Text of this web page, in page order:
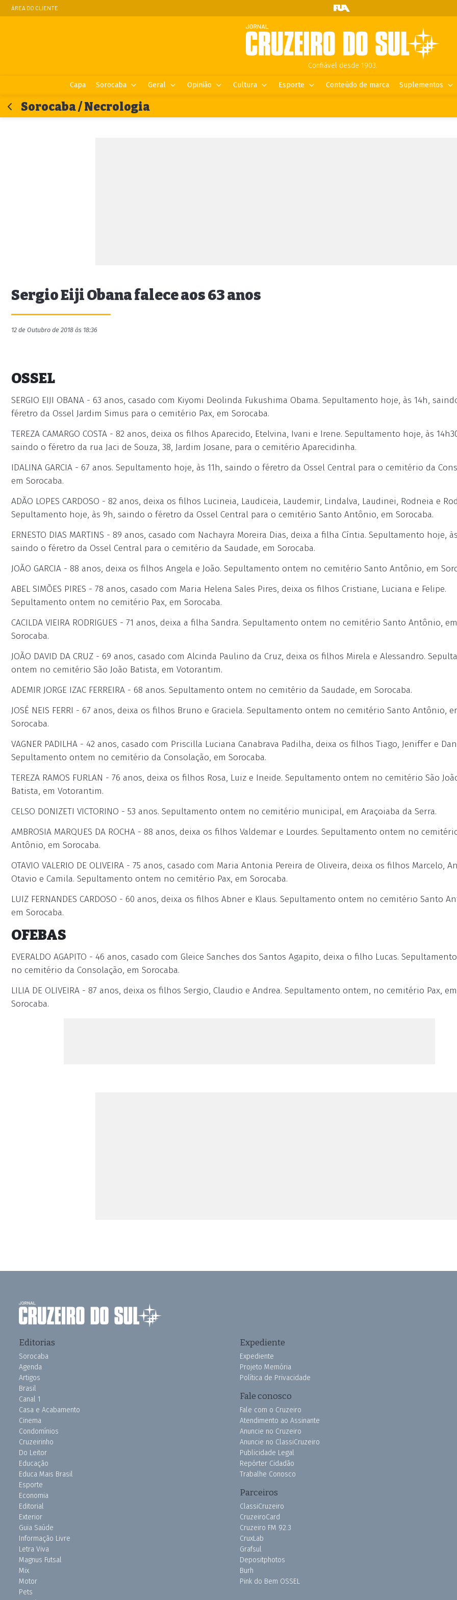
ÁREA DO CLIENTE
Confiável desde 1903.
Capa Sorocaba Geral Opinião Cultura Esporte Conteúdo de marca Suplementos
Sorocaba / Necrologia
Sergio Eiji Obana falece aos 63 anos
12 de Outubro de 2018 às 18:36
OSSEL
SERGIO EIJI OBANA - 63 anos, casado com Kiyomi Deolinda Fukushima Obama. Sepultamento hoje, às 14h,
féretro da Ossel Jardim Simus para o cemitério Pax, em Sorocaba.
TEREZA CAMARGO COSTA - 82 anos, deixa os filhos Aparecido, Etelvina, Ivani e Irene. Sepultamento hoje, às
saindo o féretro da rua Jaci de Souza, 38, Jardim Josane, para o cemitério Aparecidinha.
IDALINA GARCIA - 67 anos. Sepultamento hoje, às 11h, saindo o féretro da Ossel Central para o cemitério da
em Sorocaba.
ADÃO LOPES CARDOSO - 82 anos, deixa os filhos Lucineia, Laudiceia, Laudemir, Lindalva, Laudinei, Rodneia e
Sepultamento hoje, às 9h, saindo o féretro da Ossel Central para o cemitério Santo Antônio, em Sorocaba.
ERNESTO DIAS MARTINS - 89 anos, casado com Nachayra Moreira Dias, deixa a filha Cíntia. Sepultamento hoje,
saindo o féretro da Ossel Central para o cemitério da Saudade, em Sorocaba.
JOÃO GARCIA - 88 anos, deixa os filhos Angela e João. Sepultamento ontem no cemitério Santo Antônio, em
ABEL SIMÕES PIRES - 78 anos, casado com Maria Helena Sales Pires, deixa os filhos Cristiane, Luciana e Felipe.
Sepultamento ontem no cemitério Pax, em Sorocaba.
CACILDA VIEIRA RODRIGUES - 71 anos, deixa a filha Sandra. Sepultamento ontem no cemitério Santo Antônio, em
Sorocaba.
JOÃO DAVID DA CRUZ - 69 anos, casado com Alcinda Paulino da Cruz, deixa os filhos Mirela e Alessandro.
ontem no cemitério São João Batista, em Votorantim.
ADEMIR JORGE IZAC FERREIRA - 68 anos. Sepultamento ontem no cemitério da Saudade, em Sorocaba.
JOSÉ NEIS FERRI - 67 anos, deixa os filhos Bruno e Graciela. Sepultamento ontem no cemitério Santo Antônio,
Sorocaba.
VAGNER PADILHA - 42 anos, casado com Priscilla Luciana Canabrava Padilha, deixa os filhos Tiago, Jeniffer e
Sepultamento ontem no cemitério da Consolação, em Sorocaba.
TEREZA RAMOS FURLAN - 76 anos, deixa os filhos Rosa, Luiz e Ineide. Sepultamento ontem no cemitério São
Batista, em Votorantim.
CELSO DONIZETI VICTORINO - 53 anos. Sepultamento ontem no cemitério municipal, em Araçoiaba da Serra.
AMBROSIA MARQUES DA ROCHA - 88 anos, deixa os filhos Valdemar e Lourdes. Sepultamento ontem no
Antônio, em Sorocaba.
OTAVIO VALERIO DE OLIVEIRA - 75 anos, casado com Maria Antonia Pereira de Oliveira, deixa os filhos Marcelo,
Otavio e Camila. Sepultamento ontem no cemitério Pax, em Sorocaba.
LUIZ FERNANDES CARDOSO - 60 anos, deixa os filhos Abner e Klaus. Sepultamento ontem no cemitério Santo
em Sorocaba.
OFEBAS
EVERALDO AGAPITO - 46 anos, casado com Gleice Sanches dos Santos Agapito, deixa o filho Lucas.
no cemitério da Consolação, em Sorocaba.
LILIA DE OLIVEIRA - 87 anos, deixa os filhos Sergio, Claudio e Andrea. Sepultamento ontem, no cemitério Pax, em
Sorocaba.
Editorias
Sorocaba
Agenda
Artigos
Brasil
Canal 1
Casa e Acabamento
Cinema
Condomínios
Cruzeirinho
Do Leitor
Educação
Educa Mais Brasil
Esporte
Economia
Editorial
Exterior
Guia Saúde
Informação Livre
Letra Viva
Magnus Futsal
Mix
Motor
Pets
Expediente
Expediente
Projeto Memória
Política de Privacidade
Fale conosco
Fale com o Cruzeiro
Atendimento ao Assinante
Anuncie no Cruzeiro
Anuncie no ClassiCruzeiro
Publicidade Legal
Repórter Cidadão
Trabalhe Conosco
Parceiros
ClassiCruzeiro
CruzeiroCard
Cruzeiro FM 92.3
CruxLab
Grafsul
Depositphotos
Burh
Pink do Bem OSSEL